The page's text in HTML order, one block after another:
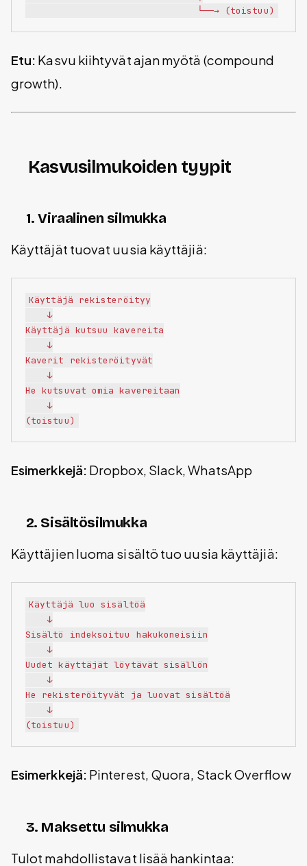
Etu: Kasvu kiihtyvät ajan myötä (compound
growth).
Kasvusilmukoiden tyypit
1. Viraalinen silmukka
Käyttäjät tuovat uusia käyttäjiä:
Käyttäjä rekisteröityy
    ↓
Käyttäjä kutsuu kavereita
    ↓
Kaverit rekisteröityvät
    ↓
He kutsuvat omia kavereitaan
    ↓
Esimerkkejä: Dropbox, Slack, WhatsApp
2. Sisältösilmukka
Käyttäjien luoma sisältö tuo uusia käyttäjiä:
Käyttäjä luo sisältöä
    ↓
Sisältö indeksoituu hakukoneisiin
    ↓
Uudet käyttäjät löytävät sisällön
    ↓
He rekisteröityvät ja luovat sisältöä
    ↓
Esimerkkejä: Pinterest, Quora, Stack Overflow
3. Maksettu silmukka
Tulot mahdollistavat lisää hankintaa: